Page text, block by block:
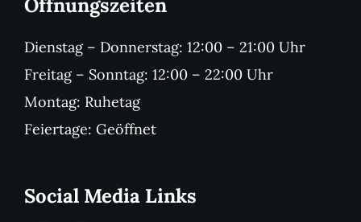
Öffnungszeiten
Dienstag – Donnerstag: 12:00 – 21:00 Uhr
Freitag – Sonntag: 12:00 – 22:00 Uhr
Montag: Ruhetag
Feiertage: Geöffnet
Social Media Links